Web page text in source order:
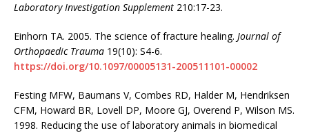
Laboratory Investigation Supplement 210:17-23.
Einhorn TA. 2005. The science of fracture healing. Journal of
Orthopaedic Trauma 19(10): S4-6.
https://doi.org/10.1097/00005131-200511101-00002
Festing MFW, Baumans V, Combes RD, Halder M, Hendriksen
CFM, Howard BR, Lovell DP, Moore GJ, Overend P, Wilson MS.
1998. Reducing the use of laboratory animals in biomedical